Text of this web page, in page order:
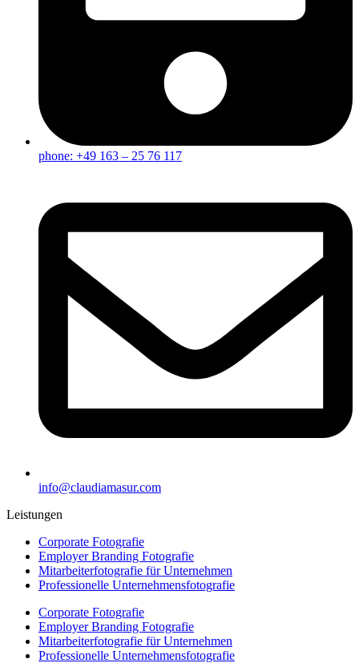
phone: +49 163 – 25 76 117
info@claudiamasur.com
Leistungen
Corporate Fotografie
Employer Branding Fotografie
Mitarbeiterfotografie für Unternehmen
Professionelle Unternehmensfotografie
Corporate Fotografie
Employer Branding Fotografie
Mitarbeiterfotografie für Unternehmen
Professionelle Unternehmensfotografie